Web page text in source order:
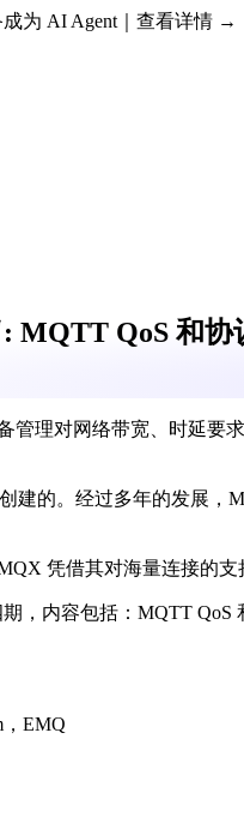
成为 AI Agent｜查看详情 →
QoS 和协
管理对网络带宽、时延要
建的。经过多年的发展
凭借其对海量连接的
，内容包括：MQTT QoS
，EMQ